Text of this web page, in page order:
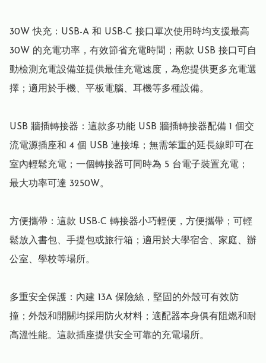
30W 快充：USB-A 和 USB-C 接口單次使用時均支援最高
30W 的充電功率，有效節省充電時間；兩款 USB 接口可自
動檢測充電設備並提供最佳充電速度，為您提供更多充電選
擇；適用於手機、平板電腦、耳機等多種設備。
USB 牆插轉接器：這款多功能 USB 牆插轉接器配備 1 個交
流電源插座和 4 個 USB 連接埠；無需笨重的延長線即可在
室內輕鬆充電；一個轉接器可同時為 5 台電子裝置充電；
最大功率可達 3250W。
方便攜帶：這款 USB-C 轉接器小巧輕便，方便攜帶；可輕
鬆放入書包、手提包或旅行箱；適用於大學宿舍、家庭、辦
公室、學校等場所。
多重安全保護：內建 13A 保險絲，堅固的外殼可有效防
撞；外殼和開關均採用防火材料；適配器本身俱有阻燃和耐
高溫性能。這款插座提供安全可靠的充電場所。